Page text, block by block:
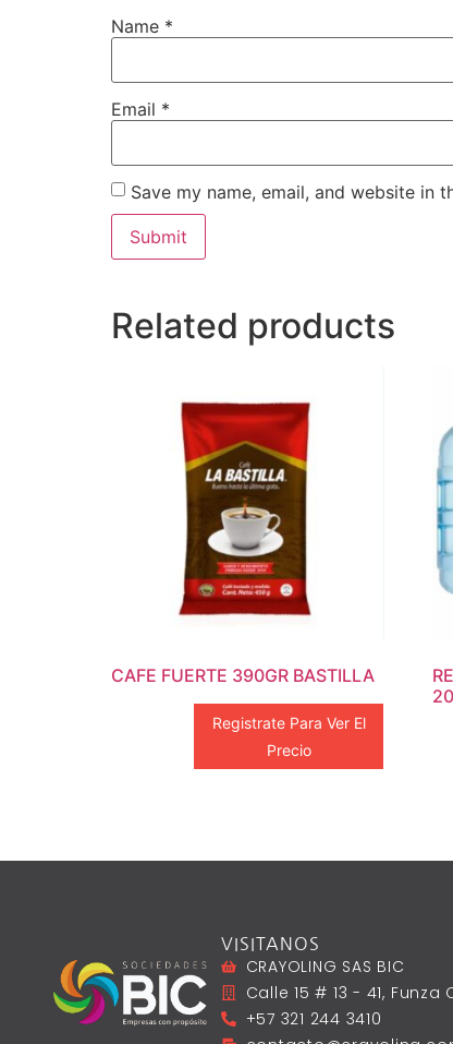
Name *
Email *
Save my name, email, and website in
Related products
CAFE FUERTE 390GR BASTILLA
Registrate Para Ver El
Precio
VISITANOS
CRAYOLING SAS BIC
Calle 15 # 13 - 41,
+57 321 244 3410